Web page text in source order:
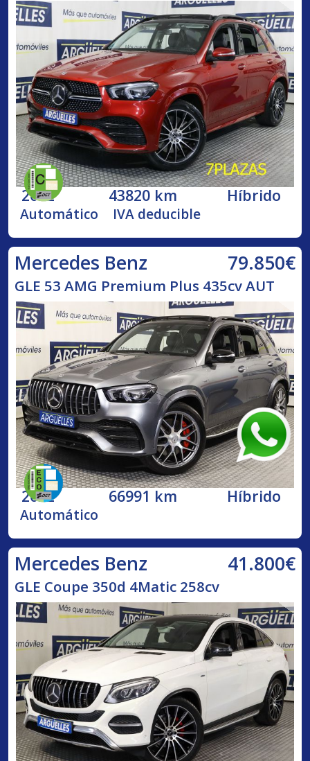
2022 43820 km Híbrido
Automático IVA deducible
Mercedes Benz 79.850€
GLE 53 AMG Premium Plus 435cv AUT
2022 66991 km Híbrido
Automático
Mercedes Benz 41.800€
GLE Coupe 350d 4Matic 258cv